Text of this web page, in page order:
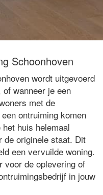
Schoonhoven
wordt uitgevoerd
wanneer je een
met de
ontruiming komen
huis helemaal
de originele staat. Dit
een vervuilde woning.
voor de oplevering of
in jouw